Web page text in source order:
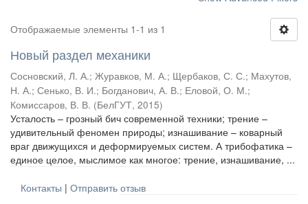
Отображаемые элементы 1-1 из 1
Новый раздел механики
Сосновский, Л. А.; Журавков, М. А.; Щербаков, С. С.; Махутов,
Н. А.; Сенько, В. И.; Богданович, А. В.; Еловой, О. М.;
Комиссаров, В. В. (БелГУТ, 2015)
Усталость – грозный бич современной техники; трение –
удивительный феномен природы; изнашивание – коварный
враг движущихся и деформируемых систем. А трибофатика –
единое целое, мыслимое как многое: трение, изнашивание, ...
Контакты | Отправить отзыв